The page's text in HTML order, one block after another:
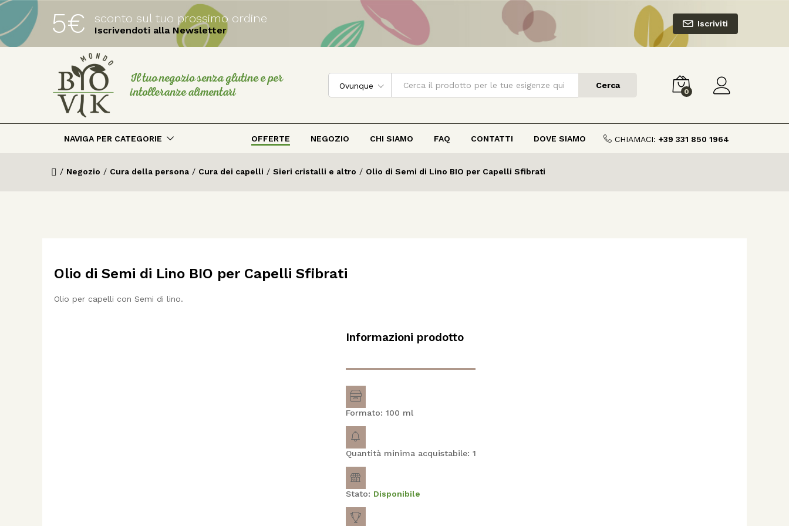
5€ sconto sul tuo prossimo ordine
Iscrivendoti alla Newsletter
Iscriviti
Il tuo negozio senza glutine e per
intolleranze alimentari
Ovunque Cerca
0
NAVIGA PER CATEGORIE OFFERTE NEGOZIO CHI SIAMO FAQ CONTATTI DOVE SIAMO CHIAMACI: +39 331 850 1964
/ Negozio / Cura della persona / Cura dei capelli / Sieri cristalli e altro / Olio di Semi di Lino BIO per Capelli Sfibrati
Olio di Semi di Lino BIO per Capelli Sfibrati
Olio per capelli con Semi di lino.
Informazioni prodotto
Formato: 100 ml
Quantità minima acquistabile: 1
Stato: Disponibile